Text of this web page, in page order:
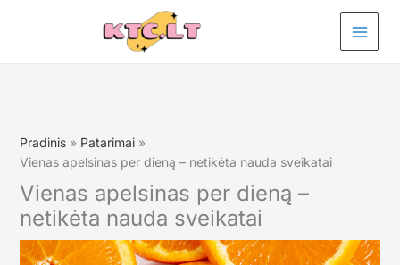
Pradinis
Patarimai
Vienas apelsinas per dieną – netikėta nauda sveikatai
Vienas apelsinas per dieną –
netikėta nauda sveikatai